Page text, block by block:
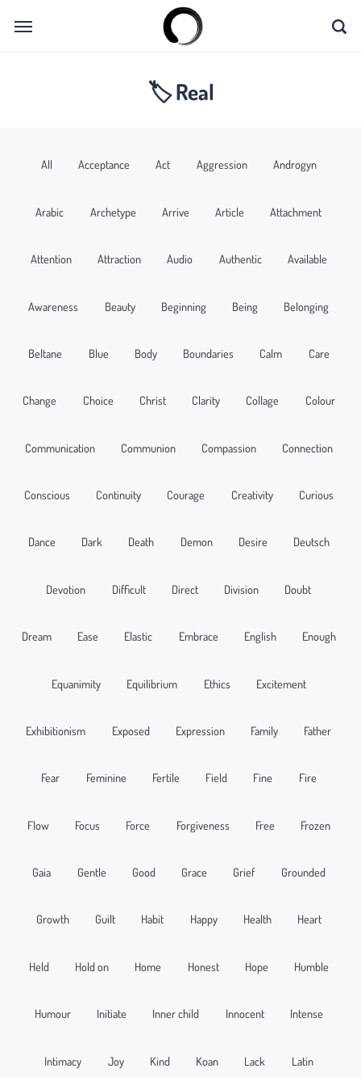
🏷 Real
All Acceptance Act Aggression Androgyn
Arabic Archetype Arrive Article Attachment
Attention Attraction Audio Authentic Available
Awareness Beauty Beginning Being Belonging
Beltane Blue Body Boundaries Calm Care
Change Choice Christ Clarity Collage Colour
Communication Communion Compassion Connection
Conscious Continuity Courage Creativity Curious
Dance Dark Death Demon Desire Deutsch
Devotion Difficult Direct Division Doubt
Dream Ease Elastic Embrace English Enough
Equanimity Equilibrium Ethics Excitement
Exhibitionism Exposed Expression Family Father
Fear Feminine Fertile Field Fine Fire
Flow Focus Force Forgiveness Free Frozen
Gaia Gentle Good Grace Grief Grounded
Growth Guilt Habit Happy Health Heart
Held Hold on Home Honest Hope Humble
Humour Initiate Inner child Innocent Intense
Intimacy Joy Kind Koan Lack Latin